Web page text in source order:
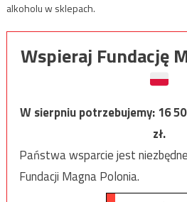
alkoholu w sklepach.
Wspieraj Fundację
W sierpniu potrzebujemy:16
zł.
Państwa wsparcie jest
Fundacji Magna Polonia.